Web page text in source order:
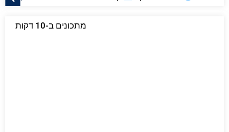
מתכונים ב-10 דקות